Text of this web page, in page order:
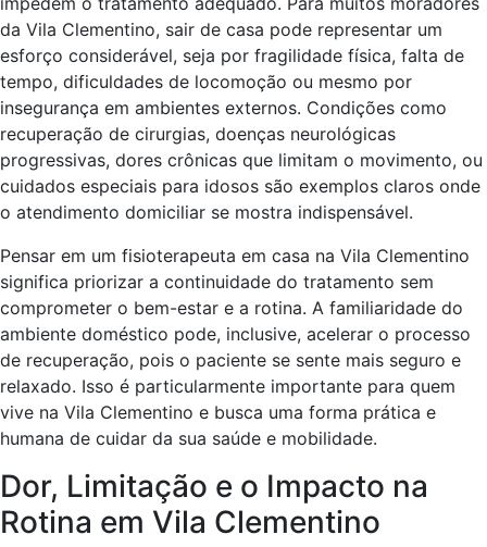
da Vila Clementino, sair de casa pode representar um
esforço considerável, seja por fragilidade física, falta de
tempo, dificuldades de locomoção ou mesmo por
insegurança em ambientes externos. Condições como
recuperação de cirurgias, doenças neurológicas
progressivas, dores crônicas que limitam o movimento, ou
cuidados especiais para idosos são exemplos claros onde
o atendimento domiciliar se mostra indispensável.
Pensar em um fisioterapeuta em casa na Vila Clementino
significa priorizar a continuidade do tratamento sem
comprometer o bem-estar e a rotina. A familiaridade do
ambiente doméstico pode, inclusive, acelerar o processo
de recuperação, pois o paciente se sente mais seguro e
relaxado. Isso é particularmente importante para quem
vive na Vila Clementino e busca uma forma prática e
humana de cuidar da sua saúde e mobilidade.
Dor, Limitação e o Impacto na
Rotina em Vila Clementino